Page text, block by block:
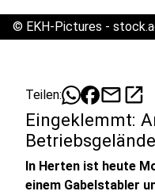
© EKH-Pictures -
Teilen: mailopen_in_new
Eingeklemmt:
Betriebsgelände
In Herten ist heute
einem Gabelstabler